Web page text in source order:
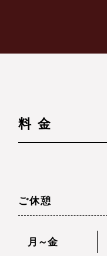
料 金
ご休憩
月～金